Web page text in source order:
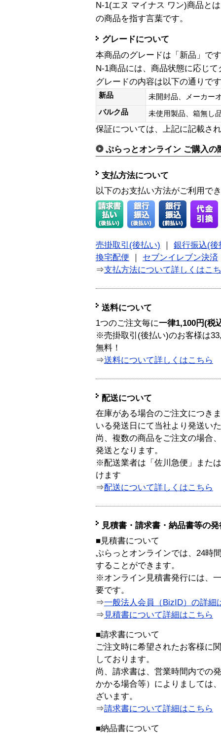
N-1(エヌ マイナス ワン)商品と
の商品を指す言葉です。
グレードについて
本商品のグレードは「新品」です
N-1商品には、商品状態に応じ
グレードの内容は以下の通りで
新品
未開封品、メーカー
バルク品
未使用製品、箱無
保証については、上記に記載さ
ぷらっとオンライン ご購入の
支払方法について
以下のお支払い方法がご利用で
売掛取引(後払い)
銀行振込(後
換宅配便
セブンイレブン決済
⇒支払方法について詳しくはこ
送料について
1つのご注文毎に一律1,100円(税
※売掛取引(後払い)のお客様は
無料！
⇒送料について詳しくはこちら
配送について
在庫がある場合のご注文につき
いる発送日にて当社より発送い
尚、複数の商品をご注文の場合
発送となります。
※配送業者は「佐川急便」また
けます
⇒配送について詳しくはこちら
見積書・請求書・納品書等の
■見積書について
ぷらっとオンラインでは、24時
することができます。
※オンライン見積書発行には、
要です。
⇒一般法人会員（BizID）の詳細
⇒ 見積書について詳細はこちら
■請求書について
ご注文時に希望されたお客様に
しております。
尚、請求書は、営業時間内での
かかる場合等）によりましては
ざいます。
⇒請求書について詳細はこちら
■納品書について